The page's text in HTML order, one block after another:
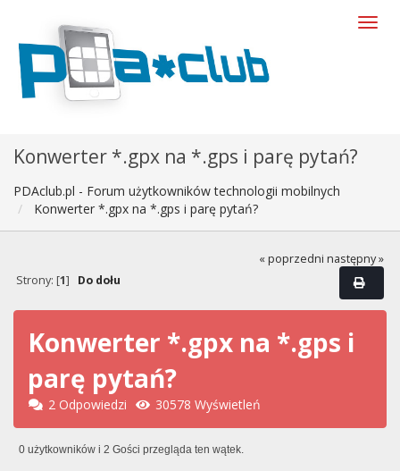
Konwerter *.gpx na *.gps i parę pytań?
PDAclub.pl - Forum użytkowników technologii mobilnych
Konwerter *.gpx na *.gps i parę pytań?
« poprzedni następny »
Strony: [1] Do dołu
Konwerter *.gpx na *.gps i
parę pytań?
2 Odpowiedzi 30578 Wyświetleń
0 użytkowników i 2 Gości przegląda ten wątek.